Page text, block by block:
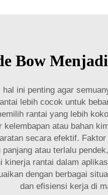
Bow
ini penting agar
lebih cocok untuk
rantai yang lebih
atau bahan
secara efektif.
atau terlalu
rantai dalam
dengan berbagai
dan efisiensi kerja di